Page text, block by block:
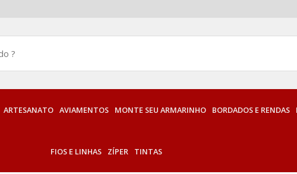
ARTESANATO AVIAMENTOS MONTE SEU ARMARINHO BORDADOS E RENDAS
FIOS E LINHAS ZÍPER TINTAS